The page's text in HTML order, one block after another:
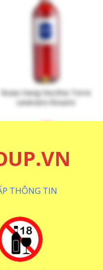
THÔNG TIN
Rượu Vang Vecchia Torre
Leverano Rosato
1₫
Rượu Vang Vecchia Torre